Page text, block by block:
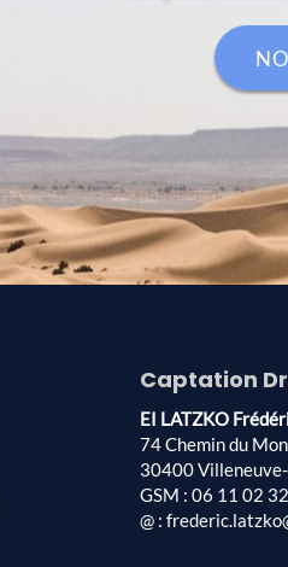
Captation
EI LATZKO
74 Chemin du
30400
GSM : 06 11 02
@ :